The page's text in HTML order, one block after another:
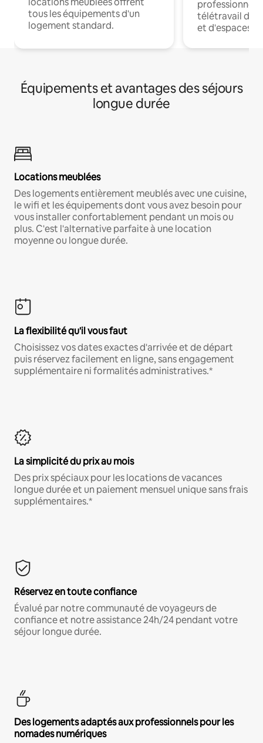
tous les équipements d'un
logement standard.
professionnels
télétravail
et d'espaces
Équipements et avantages des séjours
longue durée
Locations meublées
Des logements entièrement meublés avec une cuisine,
le wifi et les équipements dont vous avez besoin pour
vous installer confortablement pendant un mois ou
plus. C'est l'alternative parfaite à une location
moyenne ou longue durée.
La flexibilité qu'il vous faut
Choisissez vos dates exactes d'arrivée et de départ
puis réservez facilement en ligne, sans engagement
supplémentaire ni formalités administratives.*
La simplicité du prix au mois
Des prix spéciaux pour les locations de vacances
longue durée et un paiement mensuel unique sans frais
supplémentaires.*
Réservez en toute confiance
Évalué par notre communauté de voyageurs de
confiance et notre assistance 24h/24 pendant votre
séjour longue durée.
Des logements adaptés aux professionnels pour les
nomades numériques